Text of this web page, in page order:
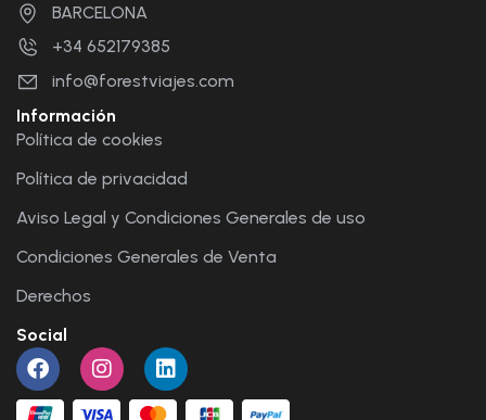
BARCELONA
+34 652179385
info@forestviajes.com
Información
Política de cookies
Política de privacidad
Aviso Legal y Condiciones Generales de uso
Condiciones Generales de Venta
Derechos
Social